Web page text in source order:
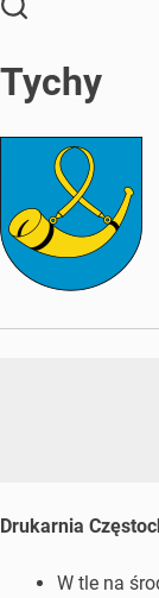
Tychy
Drukarnia
W tle na